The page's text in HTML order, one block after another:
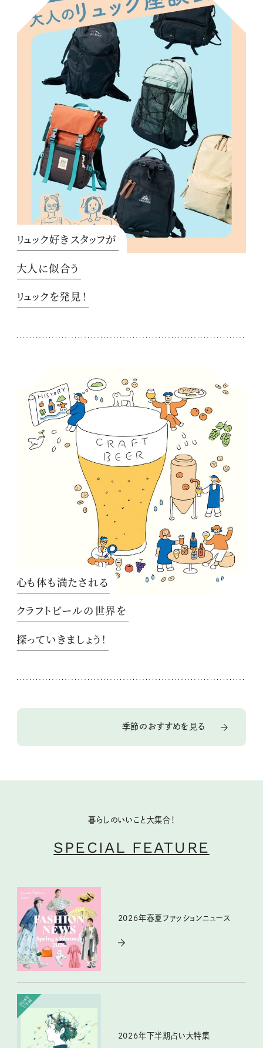
リュック好きスタッフが
大人に似合う
リュックを発見！
心も体も満たされる
クラフトビールの世界を
探っていきましょう！
季節のおすすめを見る
暮らしのいいこと大集合！
SPECIAL FEATURE
2026年春夏ファッションニュース
2026年下半期占い大特集